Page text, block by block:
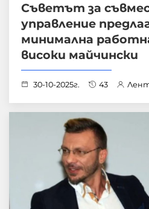
Съветът за
управление
минимална
високи майчински
30-10-2025г. 43